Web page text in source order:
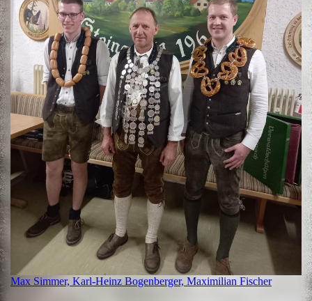
Max Simmer, Karl-Heinz Bogenberger, Maximilian Fischer